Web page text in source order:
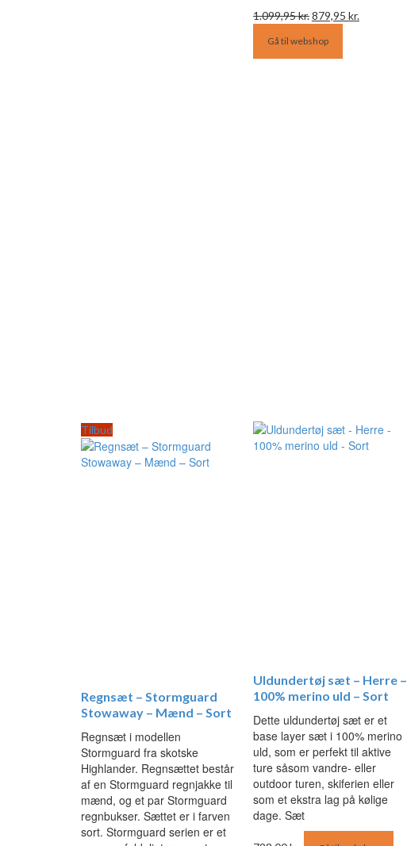
1.099,95kr.Den
pris
var:
879,95 kr.
Gå til webshop
Tilbud
Regnsæt – Stormguard
Stowaway – Mænd – Sort
Regnsæt i modellen
Stormguard fra skotske
Highlander. Regnsættet består
af en Stormguard regnjakke til
mænd, og et par Stormguard
regnbukser. Sættet er i farven
sort. Stormguard serien er et
Uldundertøj sæt – Herre –
100% merino uld – Sort
Dette uldundertøj sæt er et
base layer sæt i 100% merino
uld, som er perfekt til aktive
ture såsom vandre- eller
outdoor turen, skiferien eller
som et ekstra lag på kølige
dage. Sæt